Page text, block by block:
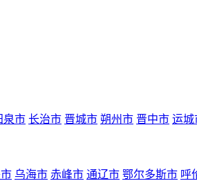
泉市 长治市 晋城市 朔州市 晋中市 运城
乌海市 赤峰市 通辽市 鄂尔多斯市 呼